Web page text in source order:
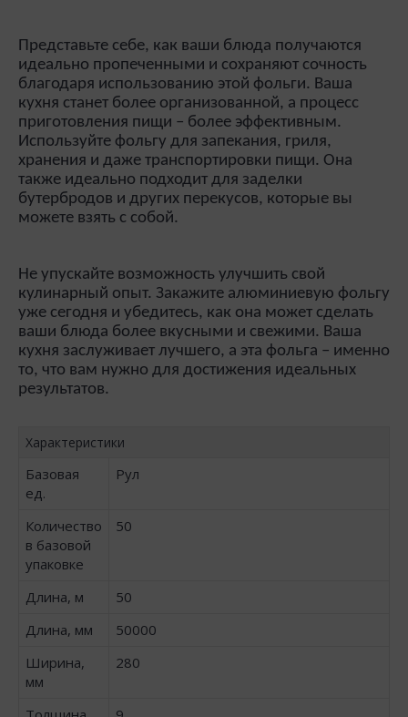
Представьте себе, как ваши блюда получаются
идеально пропеченными и сохраняют сочность
благодаря использованию этой фольги. Ваша
кухня станет более организованной, а процесс
приготовления пищи – более эффективным.
Используйте фольгу для запекания, гриля,
хранения и даже транспортировки пищи. Она
также идеально подходит для заделки
бутербродов и других перекусов, которые вы
можете взять с собой.
Не упускайте возможность улучшить свой
кулинарный опыт. Закажите алюминиевую фольгу
уже сегодня и убедитесь, как она может сделать
ваши блюда более вкусными и свежими. Ваша
кухня заслуживает лучшего, а эта фольга – именно
то, что вам нужно для достижения идеальных
результатов.
Характеристики
Базовая
ед.
Рул
Количество
в базовой
упаковке
50
Длина, м
50
Длина, мм
50000
Ширина,
мм
280